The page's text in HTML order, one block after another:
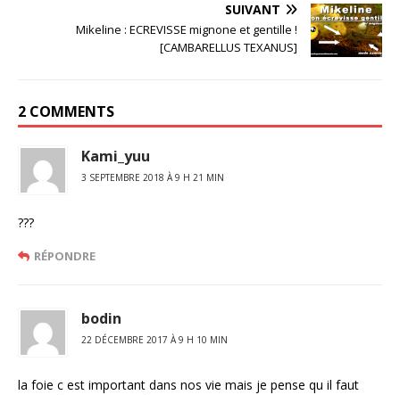
SUIVANT
Mikeline : ECREVISSE mignone et gentille !
[CAMBARELLUS TEXANUS]
2 COMMENTS
Kami_yuu
3 SEPTEMBRE 2018 À 9 H 21 MIN
???
RÉPONDRE
bodin
22 DÉCEMBRE 2017 À 9 H 10 MIN
la foie c est important dans nos vie mais je pense qu il faut